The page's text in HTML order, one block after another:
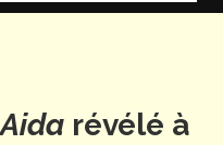
Aida révélé à